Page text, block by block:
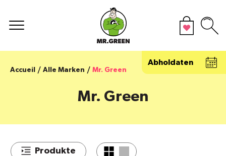
Abholdaten
Accueil Alle Marken Mr. Green
Mr. Green
Produkte